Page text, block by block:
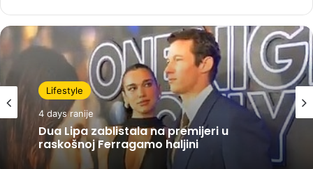
Lifestyle
4 days ranije
Dua Lipa zablistala na premijeri u
raskošnoj Ferragamo haljini